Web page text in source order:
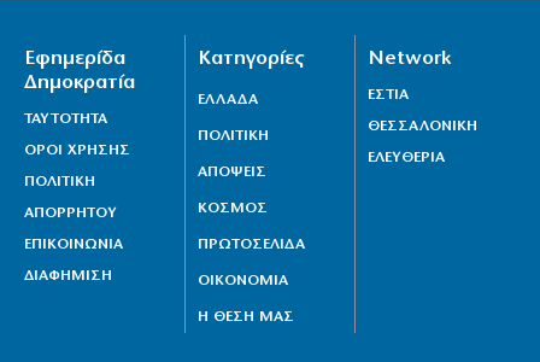
Εφημερίδα
Δημοκρατία
ΤΑΥΤΟΤΗΤΑ
ΟΡΟΙ ΧΡΗΣΗΣ
ΠΟΛΙΤΙΚΗ
ΑΠΟΡΡΗΤΟΥ
ΕΠΙΚΟΙΝΩΝΙΑ
ΔΙΑΦΗΜΙΣΗ
Κατηγορίες
ΕΛΛΑΔΑ
ΠΟΛΙΤΙΚΗ
ΑΠΟΨΕΙΣ
ΚΟΣΜΟΣ
ΠΡΩΤΟΣΕΛΙΔΑ
ΟΙΚΟΝΟΜΙΑ
Η ΘΕΣΗ ΜΑΣ
Network
ΕΣΤΙΑ
ΘΕΣΣΑΛΟΝΙΚΗ
ΕΛΕΥΘΕΡΙΑ